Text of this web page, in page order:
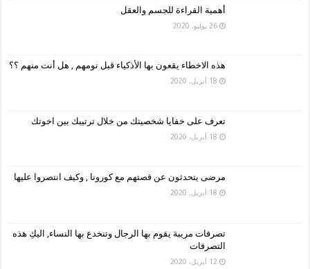
أهمية القراءة للجسم والعقل
26 يوليو، 2020
هذه الاخطاء يقعون بها الأذكياء قبل نومهم , هل أنت منهم ؟؟
18 أبريل، 2020
تعرف على خفايا شخصيتك من خلال ترتيبك بين اخوتك
18 أبريل، 2020
مرضى يتحدثون عن قصتهم مع كورونا , وكيف انتصروا عليها
18 أبريل، 2020
تصرفات مريبة يقوم بها الرجال وتنخدع بها النساء, اليكِ هذه
التصرفات
12 أبريل، 2020